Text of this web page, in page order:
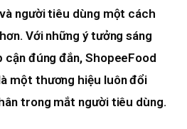
người tiêu dùng một cách
Với những ý tưởng sáng
đúng đắn, ShopeeFood
một thương hiệu luôn đổi
trong mắt người tiêu dùng.